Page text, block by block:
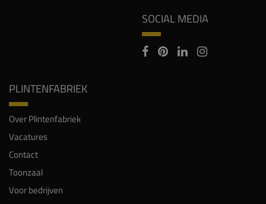
SOCIAL MEDIA
PLINTENFABRIEK
Over Plintenfabriek
Vacatures
Contact
Toonzaal
Voor bedrijven